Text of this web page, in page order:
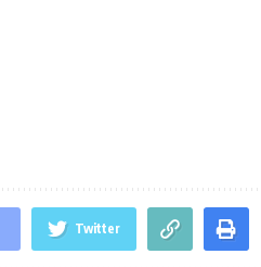
Twitter